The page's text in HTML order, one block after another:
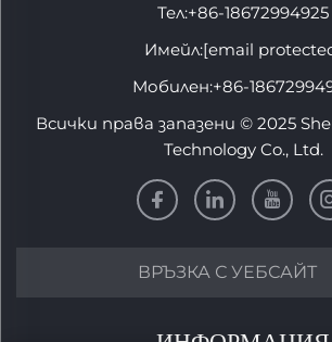
Тел:+86-18672994925
Имейл:[email
Мобилен:+86-
Всички права запазени © 2025
Technology Co., Ltd.
ВРЪЗКА С УЕБСАЙТ